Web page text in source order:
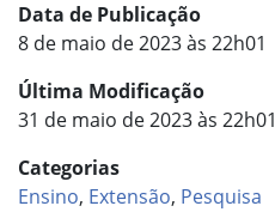
Data de Publicação
8 de maio de 2023 às 22h01
Última Modificação
31 de maio de 2023 às 22h01
Categorias
Ensino, Extensão, Pesquisa